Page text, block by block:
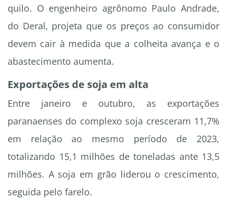
quilo. O engenheiro agrônomo Paulo Andrade,
do Deral, projeta que os preços ao consumidor
devem cair à medida que a colheita avança e o
abastecimento aumenta.
Exportações de soja em alta
Entre janeiro e outubro, as exportações
paranaenses do complexo soja cresceram 11,7%
em relação ao mesmo período de 2023,
totalizando 15,1 milhões de toneladas ante 13,5
milhões. A soja em grão liderou o crescimento,
seguida pelo farelo.